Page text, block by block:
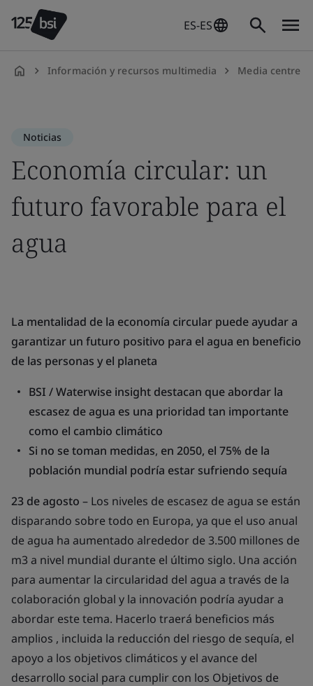
ES-ES
Información y recursos multimedia Media centre
Noticias
Economía circular: un
futuro favorable para el
agua
La mentalidad de la economía circular puede ayudar a
garantizar un futuro positivo para el agua en beneficio
de las personas y el planeta
BSI / Waterwise insight destacan que abordar la
escasez de agua es una prioridad tan importante
como el cambio climático
Si no se toman medidas, en 2050, el 75% de la
población mundial podría estar sufriendo sequía
23 de agosto – Los niveles de escasez de agua se están
disparando sobre todo en Europa, ya que el uso anual
de agua ha aumentado alrededor de 3.500 millones de
m3 a nivel mundial durante el último siglo. Una acción
para aumentar la circularidad del agua a través de la
colaboración global y la innovación podría ayudar a
abordar este tema. Hacerlo traerá beneficios más
amplios , incluida la reducción del riesgo de sequía, el
apoyo a los objetivos climáticos y el avance del
desarrollo social para cumplir con los Objetivos de